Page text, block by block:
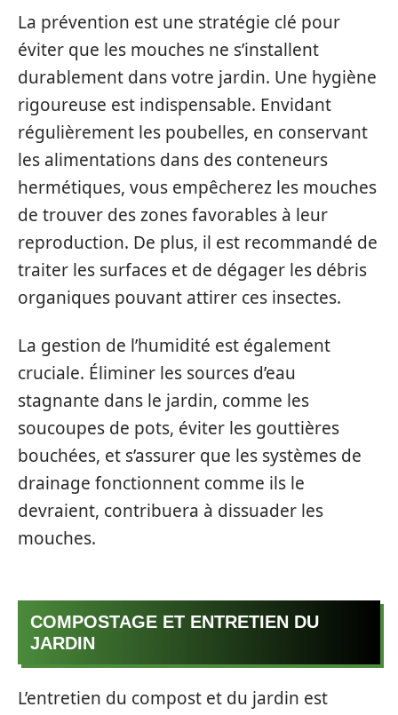
La prévention est une stratégie clé pour
éviter que les mouches ne s’installent
durablement dans votre jardin. Une hygiène
rigoureuse est indispensable. Envidant
régulièrement les poubelles, en conservant
les alimentations dans des conteneurs
hermétiques, vous empêcherez les mouches
de trouver des zones favorables à leur
reproduction. De plus, il est recommandé de
traiter les surfaces et de dégager les débris
organiques pouvant attirer ces insectes.
La gestion de l’humidité est également
cruciale. Éliminer les sources d’eau
stagnante dans le jardin, comme les
soucoupes de pots, éviter les gouttières
bouchées, et s’assurer que les systèmes de
drainage fonctionnent comme ils le
devraient, contribuera à dissuader les
mouches.
COMPOSTAGE ET ENTRETIEN DU
JARDIN
L’entretien du compost et du jardin est